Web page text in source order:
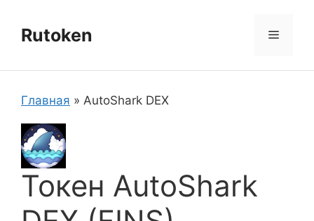
содержимому
Rutoken Меню
Главная » AutoShark DEX
Токен AutoShark